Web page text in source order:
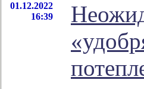
01.12.2022
16:39